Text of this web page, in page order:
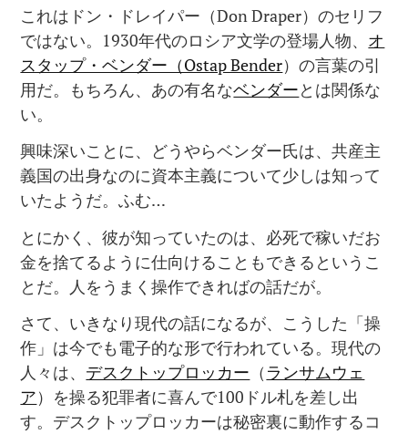
これはドン・ドレイパー（Don Draper）のセリフ
ではない。1930年代のロシア文学の登場人物、 オ
スタップ・ベンダー（Ostap Bender）の言葉の引
用だ。もちろん、あの有名なベンダーとは関係な
い。
興味深いことに、どうやらベンダー氏は、共産主
義国の出身なのに資本主義について少しは知って
いたようだ。ふむ…
とにかく、彼が知っていたのは、必死で稼いだお
金を捨てるように仕向けることもできるというこ
とだ。人をうまく操作できればの話だが。
さて、いきなり現代の話になるが、こうした「操
作」は今でも電子的な形で行われている。現代の
人々は、 デスクトップロッカー （ ランサムウェ
ア）を操る犯罪者に喜んで100ドル札を差し出
す。デスクトップロッカーは秘密裏に動作するコ